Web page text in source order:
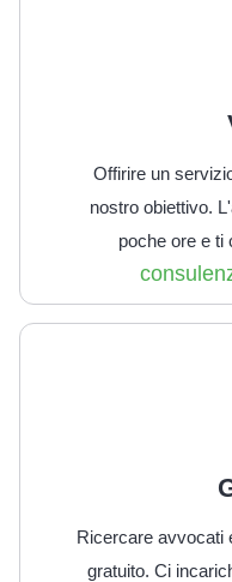
Offirire un
nostro obiettivo.
poche ore e ti
Ricercare avvocati
gratuito. Ci